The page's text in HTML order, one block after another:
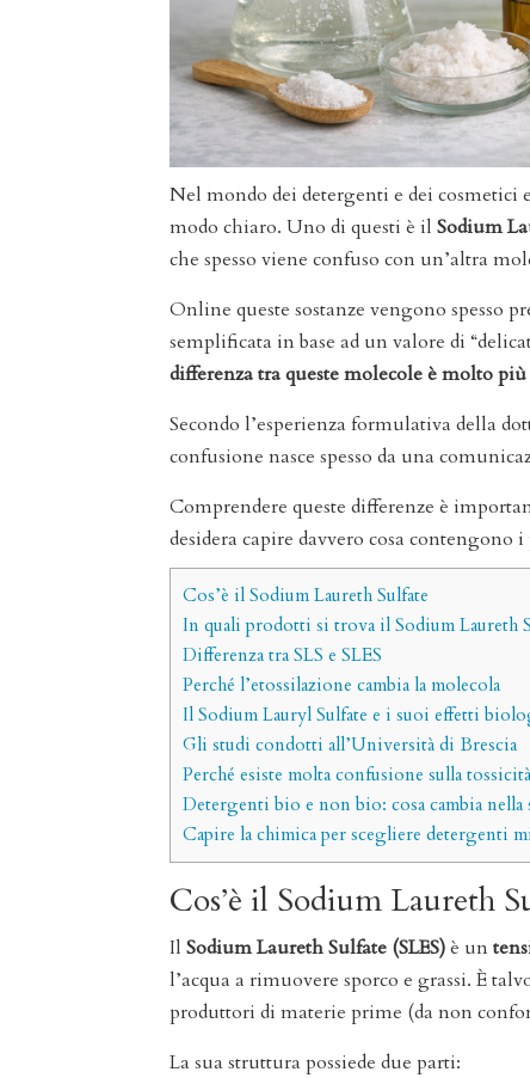
Nel mondo dei detergenti e dei
modo chiaro. Uno di questi è il Sodium
che spesso viene confuso con un’altra
Online queste sostanze vengono spesso
semplificata in base ad un valore di
differenza tra queste molecole è molto
Secondo l’esperienza formulativa della
confusione nasce spesso da una
Comprendere queste differenze è
desidera capire davvero cosa contengono
Cos’è il Sodium Laureth Sulfate
In quali prodotti si trova il Sodium Laureth
Differenza tra SLS e SLES
Perché l’etossilazione cambia la molecola
Il Sodium Lauryl Sulfate e i suoi effetti
Gli studi condotti all’Università di Brescia
Perché esiste molta confusione sulla
Detergenti bio e non bio: cosa cambia
Capire la chimica per scegliere detergenti
Cos’è il Sodium Laureth
Il Sodium Laureth Sulfate (SLES)è un
l’acqua a rimuovere sporco e grassi. È
produttori di materie prime (da non
La sua struttura possiede due parti: